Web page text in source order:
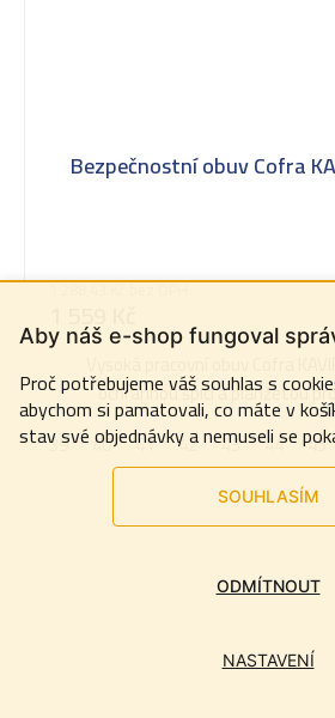
Aby náš e-shop fungoval
Proč potřebujeme váš souhlas s
abychom si pamatovali, co máte v
stav své objednávky a nemuseli se
SOUHLASÍM
NASTAVENÍ
ODMÍTNOUT
Bezpečnostní obuv Cofra
1 288,43 Kč bez DPH
1 559 Kč
ochrannou špicí a planžetou
39
40 41 42 43 44 45